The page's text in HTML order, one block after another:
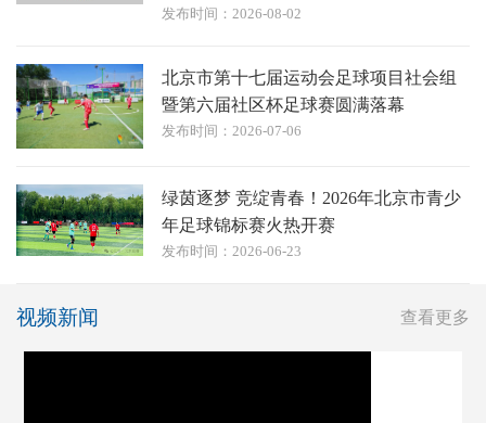
发布时间：2026-08-02
北京市第十七届运动会足球项目社会组
暨第六届社区杯足球赛圆满落幕
发布时间：2026-07-06
绿茵逐梦 竞绽青春！2026年北京市青少
年足球锦标赛火热开赛
发布时间：2026-06-23
视频新闻 查看更多